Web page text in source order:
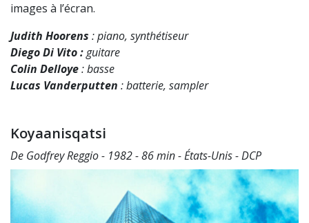
images à l’écran.
Judith Hoorens : piano, synthétiseur
Diego Di Vito :guitare
Colin Delloye: basse
Lucas Vanderputten : batterie, sampler
Koyaanisqatsi
De Godfrey Reggio - 1982 - 86 min - États-Unis - DCP